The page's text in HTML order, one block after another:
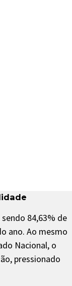
84,63% de
ano. Ao mesmo
Nacional, o
pressionado